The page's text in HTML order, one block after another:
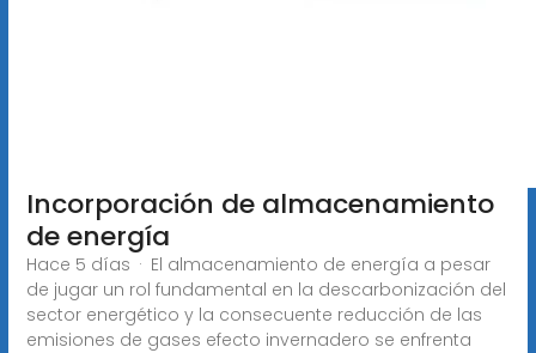
Incorporación de almacenamiento
de energía
Hace 5 días · El almacenamiento de energía a pesar
de jugar un rol fundamental en la descarbonización del
sector energético y la consecuente reducción de las
emisiones de gases efecto invernadero se enfrenta